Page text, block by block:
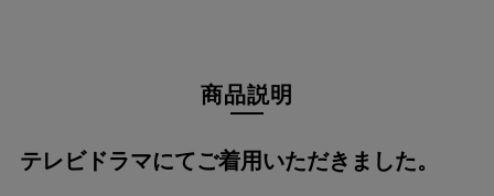
商品説明
テレビドラマにてご着用いただきました。